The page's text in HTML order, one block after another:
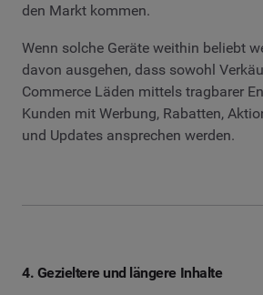
den Markt kommen.
Wenn solche Geräte weithin beliebt
davon ausgehen, dass sowohl
Commerce Läden mittels tragbarer
Kunden mit Werbung, Rabatten,
und Updates ansprechen werden.
4. Gezieltere und längere Inhalte